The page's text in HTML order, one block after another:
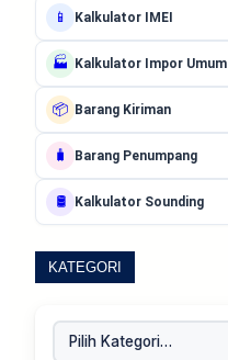
📱 Kalkulator IMEI
🏭 Kalkulator Impor Umum
📦 Barang Kiriman
🧳 Barang Penumpang
🛢️ Kalkulator Sounding
KATEGORI